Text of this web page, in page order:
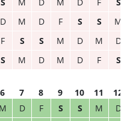
S M D M D F
S
D M D F S S
M
F S S M D M
D
S M D M D F S
6 7 8 9 10 11
12
M D F S S M
D